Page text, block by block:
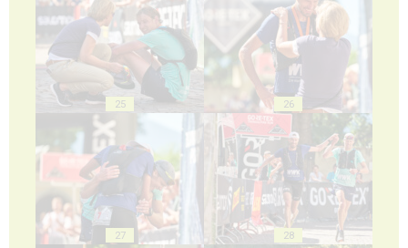
25 26
27 28